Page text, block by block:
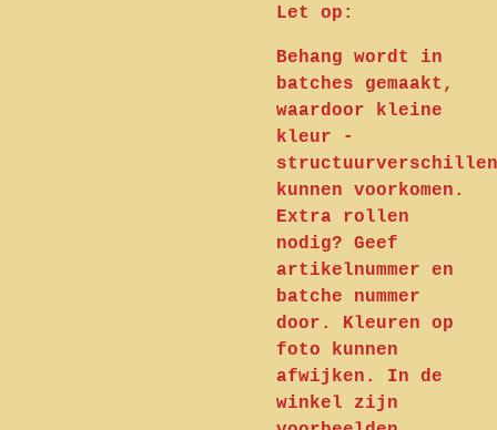
Let op:
Behang wordt in
batches gemaakt,
waardoor kleine
kleur -
structuurverschillen
kunnen voorkomen.
Extra rollen
nodig? Geef
artikelnummer en
batche nummer
door. Kleuren op
foto kunnen
afwijken. In de
winkel zijn